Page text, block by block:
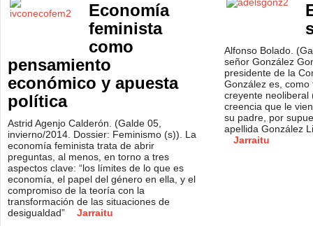
Economía
feminista
como
pensamiento
económico y apuesta
política
Astrid Agenjo Calderón. (Galde 05,
invierno/2014. Dossier: Feminismo (s)). La
economía feminista trata de abrir
preguntas, al menos, en torno a tres
aspectos clave: “los límites de lo que es
economía, el papel del género en ella, y el
compromiso de la teoría con la
transformación de las situaciones de
desigualdad”
Jarraitu
Alfonso Bolado.
señor González
presidente de la
González es,
creyente neoliberal
creencia que le
su padre, por
apellida González
Jarraitu